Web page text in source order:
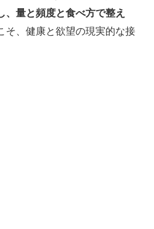
、量と頻度と食べ方で整え
、健康と欲望の現実的な接